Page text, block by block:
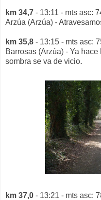
km 34,7 - 13:11 - mts asc:
Arzúa (Arzúa) -
km 35,8 - 13:15 - mts asc:
Barrosas (Arzúa) - Ya
sombra se va de vicio.
km 37,0 - 13:21 - mts asc: